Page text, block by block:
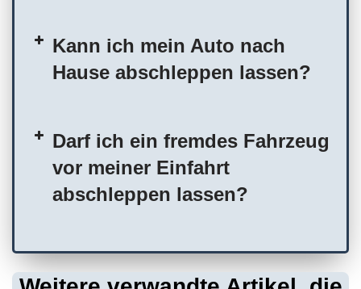
Kann ich mein Auto nach
Hause abschleppen lassen?
Darf ich ein fremdes Fahrzeug
vor meiner Einfahrt
abschleppen lassen?